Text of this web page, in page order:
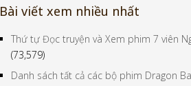
Bài viết xem nhiều nhất
Thứ tự Đọc truyện và Xem phim 7 viên
(73,579)
Danh sách tất cả các bộ phim Dragon